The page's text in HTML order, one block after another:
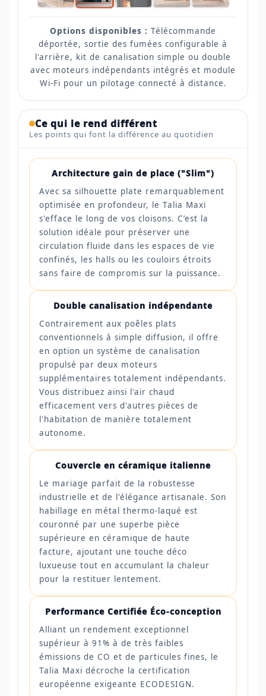
Options disponibles : Télécommande
déportée, sortie des fumées configurable à
l'arrière, kit de canalisation simple ou double
avec moteurs indépendants intégrés et module
Wi-Fi pour un pilotage connecté à distance.
Ce qui le rend différent
Les points qui font la différence au quotidien
Architecture gain de place ("Slim")
Avec sa silhouette plate remarquablement
optimisée en profondeur, le Talia Maxi
s'efface le long de vos cloisons. C’est la
solution idéale pour préserver une
circulation fluide dans les espaces de vie
confinés, les halls ou les couloirs étroits
sans faire de compromis sur la puissance.
Double canalisation indépendante
Contrairement aux poêles plats
conventionnels à simple diffusion, il offre
en option un système de canalisation
propulsé par deux moteurs
supplémentaires totalement indépendants.
Vous distribuez ainsi l'air chaud
efficacement vers d'autres pièces de
l'habitation de manière totalement
autonome.
Couvercle en céramique italienne
Le mariage parfait de la robustesse
industrielle et de l'élégance artisanale. Son
habillage en métal thermo-laqué est
couronné par une superbe pièce
supérieure en céramique de haute
facture, ajoutant une touche déco
luxueuse tout en accumulant la chaleur
pour la restituer lentement.
Performance Certifiée Éco-conception
Alliant un rendement exceptionnel
supérieur à 91% à de très faibles
émissions de CO et de particules fines, le
Talia Maxi décroche la certification
européenne exigeante ECODESIGN.